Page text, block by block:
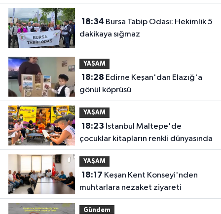
18:34
dakikaya sığmaz
YAŞAM
18:28
gönül köprüsü
YAŞAM
18:23
çocuklar kitapların renkli dünyasında
YAŞAM
18:17
muhtarlara nezaket ziyareti
Gündem